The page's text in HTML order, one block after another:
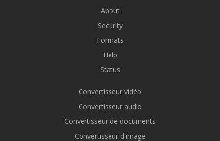
About
Security
Formats
Help
Status
Convertisseur vidéo
Convertisseur audio
Convertisseur de documents
Convertisseur d'image